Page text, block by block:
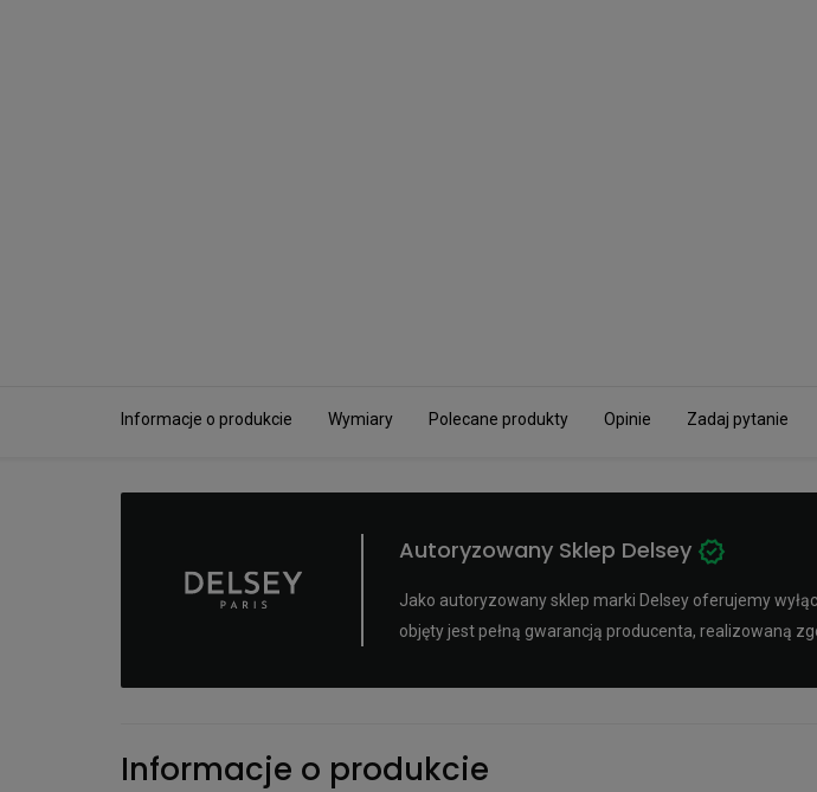
Informacje o produkcie Wymiary Polecane produkty Opinie Zadaj pytanie
Autoryzowany Sklep Delsey
Jako autoryzowany sklep marki Delsey oferujemy
objęty jest pełną gwarancją producenta, realizowaną
Informacje o produkcie